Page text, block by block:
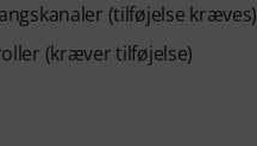
(tilføjelse kræves)
(kræver tilføjelse)